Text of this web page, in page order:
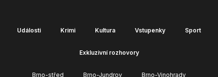
Události Krimi Kultura Vstupenky Sport
Exkluzivní rozhovory
Brno-střed Brno-Jundrov Brno-Vinohrady